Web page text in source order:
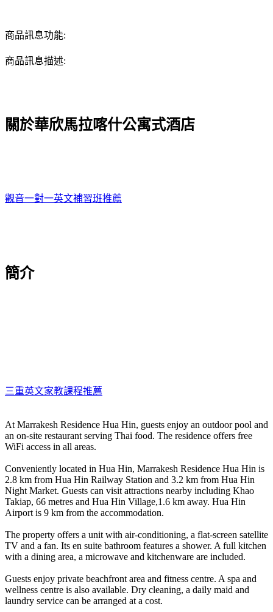
商品訊息功能:
商品訊息描述:
關於華欣馬拉喀什公寓式酒店
觀音一對一英文補習班推薦
簡介
三重英文家教課程推薦
At Marrakesh Residence Hua Hin, guests enjoy an outdoor pool and
an on-site restaurant serving Thai food. The residence offers free
WiFi access in all areas.
Conveniently located in Hua Hin, Marrakesh Residence Hua Hin is
2.8 km from Hua Hin Railway Station and 3.2 km from Hua Hin
Night Market. Guests can visit attractions nearby including Khao
Takiap, 66 metres and Hua Hin Village,1.6 km away. Hua Hin
Airport is 9 km from the accommodation.
The property offers a unit with air-conditioning, a flat-screen satellite
TV and a fan. Its en suite bathroom features a shower. A full kitchen
with a dining area, a microwave and kitchenware are included.
Guests enjoy private beachfront area and fitness centre. A spa and
wellness centre is also available. Dry cleaning, a daily maid and
laundry service can be arranged at a cost.